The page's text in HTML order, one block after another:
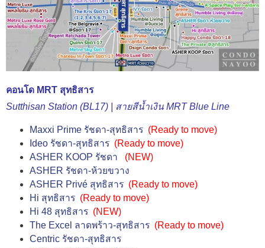
คอนโด MRT สุทธิสาร
Sutthisan Station (BL17) | สายสีน้ำเงิน MRT Blue Line
Maxxi Prime รัชดา-สุทธิสาร (Ready to move)
Ideo รัชดา-สุทธิสาร (Ready to move)
ASHER KOOP รัชดา
(NEW)
ASHER รัชดา-ห้วยขวาง
ASHER Privé สุทธิสาร (Ready to move)
Hi สุทธิสาร (Ready to move)
Hi 48 สุทธิสาร (NEW)
The Excel ลาดพร้าว-สุทธิสาร (Ready to move)
Centric รัชดา-สุทธิสาร